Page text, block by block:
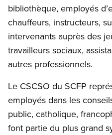
bibliothèque, employés
chauffeurs, instructeurs,
intervenants auprès des
travailleurs sociaux,
autres professionnels.
Le CSCSO du SCFP
employés dans les
public, catholique,
font partie du plus grand